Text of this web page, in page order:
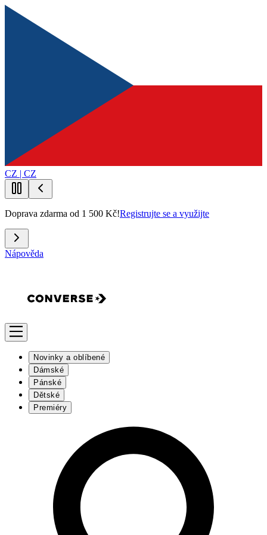
CZ | CZ
Doprava zdarma od 1 500 Kč!Registrujte se a využijte
Nápověda
Novinky a oblíbené
Dámské
Pánské
Dětské
Premiéry